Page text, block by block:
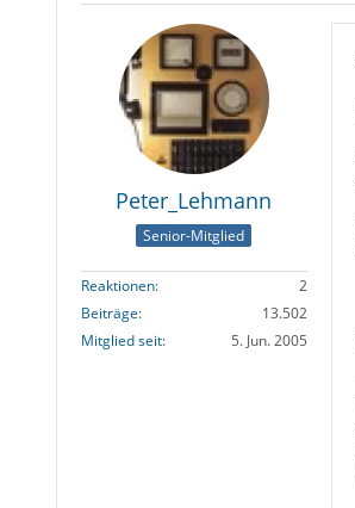
Peter_Lehmann
Senior-Mitglied
Reaktionen
2
Beiträge
13.502
Mitglied seit
5. Jun. 2005